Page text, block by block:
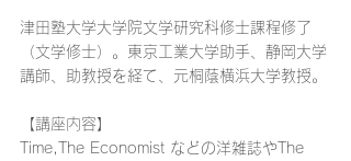
津田塾大学大学院文学研究科修士課程修了
（文学修士）。東京工業大学助手、静岡大学
講師、助教授を経て、 元桐蔭横浜大学教授。
【講座内容】
Time,The Economist などの洋雑誌やThe